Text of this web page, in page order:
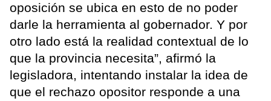
oposición se ubica en esto de no poder
darle la herramienta al gobernador. Y por
otro lado está la realidad contextual de lo
que la provincia necesita”, afirmó la
legisladora, intentando instalar la idea de
que el rechazo opositor responde a una